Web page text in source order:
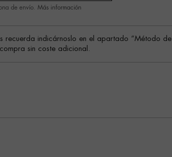
de envío. Más información
recuerda indicárnoslo en el apartado “Método de
sin coste adicional.